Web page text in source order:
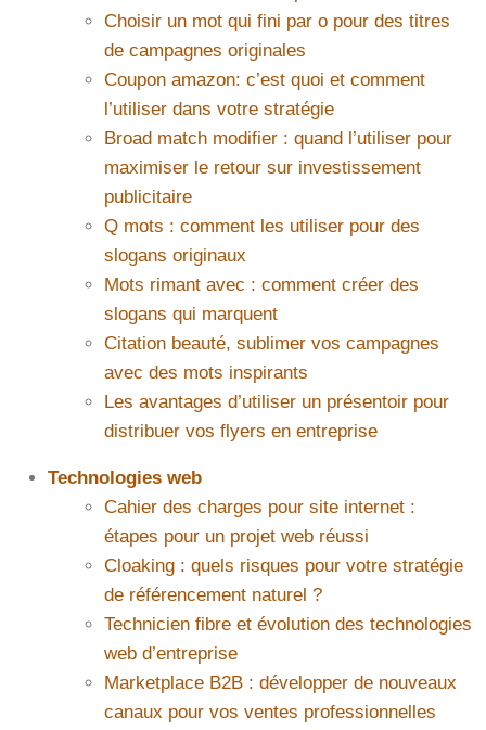
Choisir un mot qui fini par o pour des titres
de campagnes originales
Coupon amazon: c’est quoi et comment
l’utiliser dans votre stratégie
Broad match modifier : quand l’utiliser pour
maximiser le retour sur investissement
publicitaire
Q mots : comment les utiliser pour des
slogans originaux
Mots rimant avec : comment créer des
slogans qui marquent
Citation beauté, sublimer vos campagnes
avec des mots inspirants
Les avantages d’utiliser un présentoir pour
distribuer vos flyers en entreprise
Technologies web
Cahier des charges pour site internet :
étapes pour un projet web réussi
Cloaking : quels risques pour votre stratégie
de référencement naturel ?
Technicien fibre et évolution des technologies
web d’entreprise
Marketplace B2B : développer de nouveaux
canaux pour vos ventes professionnelles